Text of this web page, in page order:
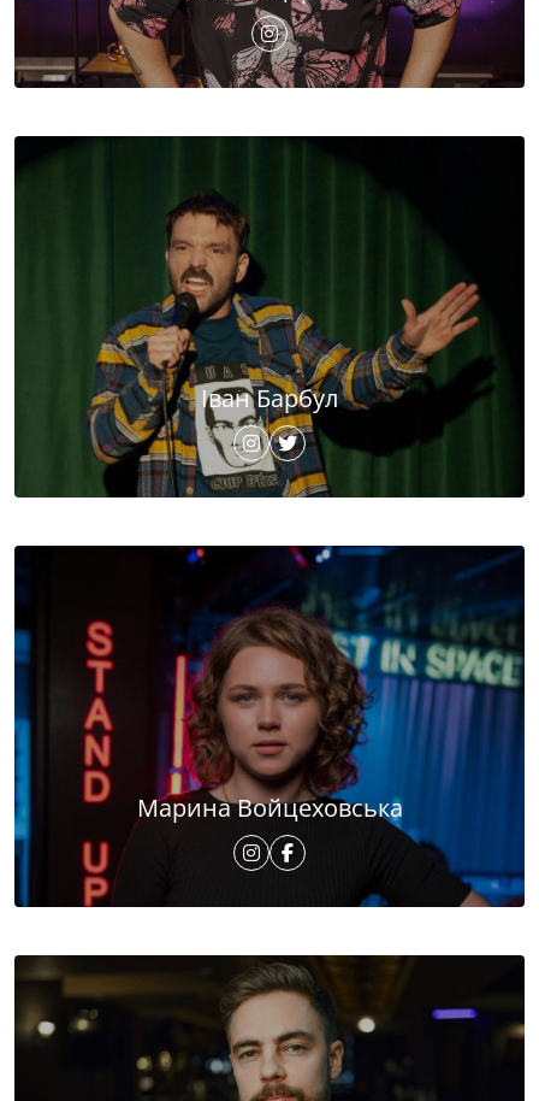
Іван Барбул
Марина Войцеховська